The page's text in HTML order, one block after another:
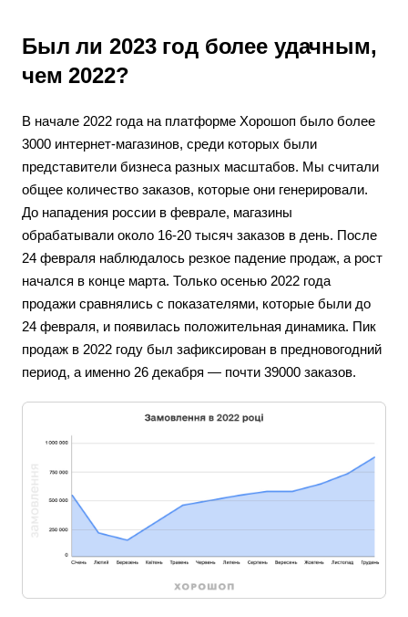
Был ли 2023 год более удачным,
чем 2022?
В начале 2022 года на платформе Хорошоп было более
3000 интернет-магазинов, среди которых были
представители бизнеса разных масштабов. Мы считали
общее количество заказов, которые они генерировали.
До нападения россии в феврале, магазины
обрабатывали около 16-20 тысяч заказов в день. После
24 февраля наблюдалось резкое падение продаж, а рост
начался в конце марта. Только осенью 2022 года
продажи сравнялись с показателями, которые были до
24 февраля, и появилась положительная динамика. Пик
продаж в 2022 году был зафиксирован в предновогодний
период, а именно 26 декабря — почти 39000 заказов.